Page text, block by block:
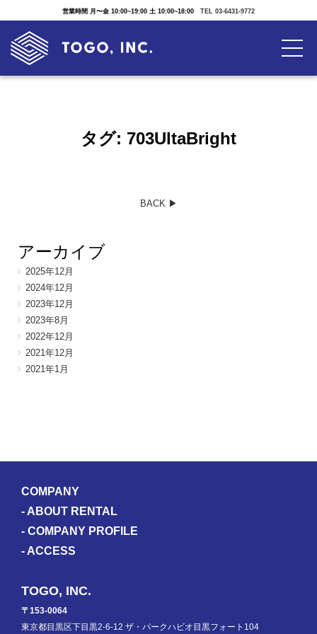
営業時間 月〜金 10:00~19:00 土 10:00~18:00 TEL 03-6431-9772
タグ: 703UltaBright
BACK ▶︎
アーカイブ
2025年12月
2024年12月
2023年12月
2023年8月
2022年12月
2021年12月
2021年1月
COMPANY
- ABOUT RENTAL
- COMPANY PROFILE
- ACCESS
TOGO, INC.
〒153-0064
東京都目黒区下目黒2-6-12 ザ・パークハビオ目黒フォート104